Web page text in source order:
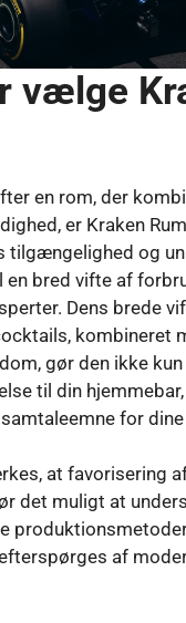
vælge
en rom, der
er Kraken
tilgængelighed og
en bred vifte af
Dens brede
kombineret
gør den ikke
til din
for dine
at favorisering
det muligt at
af